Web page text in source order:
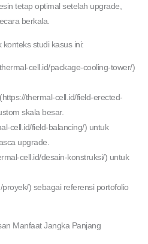
tetap optimal setelah upgrade,
berkala.
studi kasus ini:
cell.id/package-cooling-tower/)
thermal-cell.id/field-erected-
skala besar.
cell.id/field-balancing/) untuk
upgrade.
cell.id/desain-konstruksi/) untuk
) sebagai referensi portofolio
Manfaat Jangka Panjang